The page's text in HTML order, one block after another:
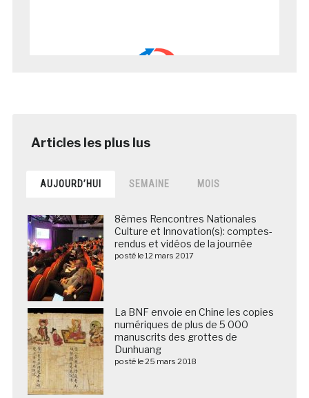
AUJOURD’HUI SEMAINE MOIS
8èmes Rencontres Nationales
Culture et Innovation(s): comptes-
rendus et vidéos de la journée
posté le 12 mars 2017
La BNF envoie en Chine les copies
numériques de plus de 5 000
manuscrits des grottes de
Dunhuang
posté le 25 mars 2018